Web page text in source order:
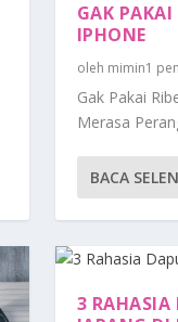
GAK
IPHONE
oleh mimin1
Gak Pakai
Merasa
BACA
3 RAHASIA